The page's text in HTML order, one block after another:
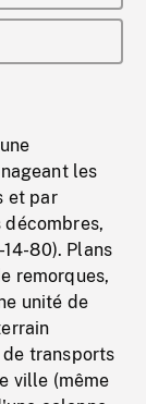
les
et par
décombres,
80). Plans
remorques,
unité de
transports
ville (même